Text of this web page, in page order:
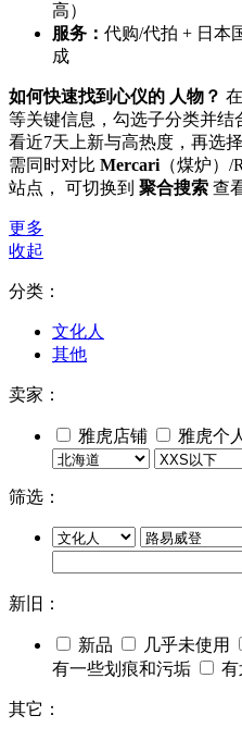
高）
服务： 代购/代拍 + 日本
成
如何快速找到心仪的 人物？
等关键信息，勾选子分类并
看近7天上新与高热度，再选
需同时对比 Mercari （煤炉）/
站点， 可切换到 聚合搜索 查
更多
收起
分类：
文化人
其他
卖家：
雅虎店铺 雅虎个人
筛选：
新旧：
新品 几乎未使用
有一些划痕和污垢
有
其它：